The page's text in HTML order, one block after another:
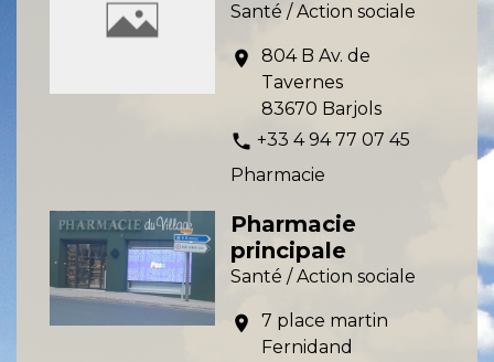
Santé / Action sociale
location_on
804 B Av. de
Tavernes
83670 Barjols
phone +33 4 94 77 07 45
Pharmacie
Pharmacie
principale
Santé / Action sociale
location_on
7 place martin
Fernidand